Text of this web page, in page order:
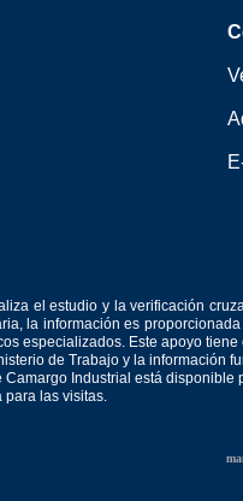
el estudio y la verificación
la información es
especializados. Este apoyo
de Trabajo y la información
Camargo Industrial está
para las visitas.